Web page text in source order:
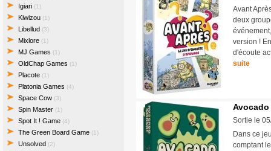
Igiari (1)
Kiwizou (1)
Libellud (3)
Mixlore (1)
MJ Games (1)
OldChap Games (1)
Placote (1)
Platonia Games (4)
Space Cow (3)
Spin Master (1)
Spot It ! Game (4)
The Green Board Game (1)
Unsolved (2)
Avant
deux
version !
d'écoute
suite
Sortie le
Dans ce
comptant